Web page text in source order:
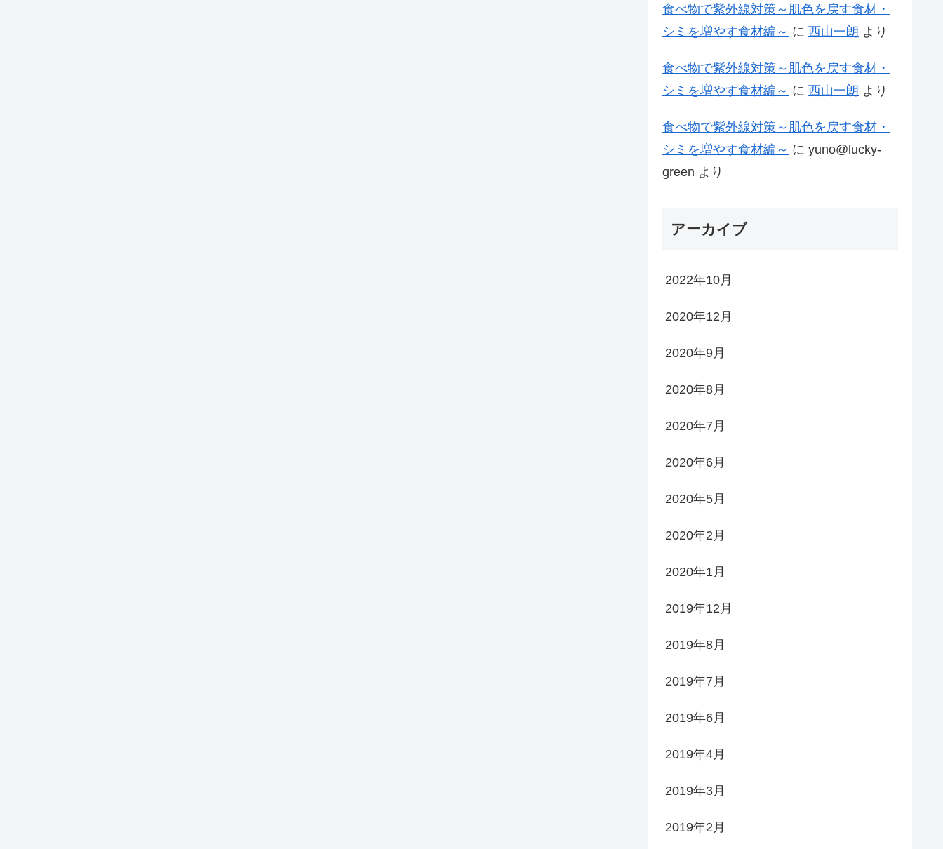
食べ物で紫外線対策～肌色を戻す食材・
シミを増やす食材編～ に 西山一朗 より
食べ物で紫外線対策～肌色を戻す食材・
シミを増やす食材編～ に 西山一朗 より
食べ物で紫外線対策～肌色を戻す食材・
シミを増やす食材編～ に yuno@lucky-
green より
アーカイブ
2022年10月
2020年12月
2020年9月
2020年8月
2020年7月
2020年6月
2020年5月
2020年2月
2020年1月
2019年12月
2019年8月
2019年7月
2019年6月
2019年4月
2019年3月
2019年2月